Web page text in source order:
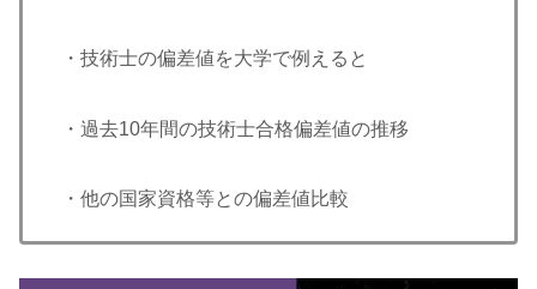
・技術士の偏差値を大学で例えると
・過去10年間の技術士合格偏差値の推移
・他の国家資格等との偏差値比較